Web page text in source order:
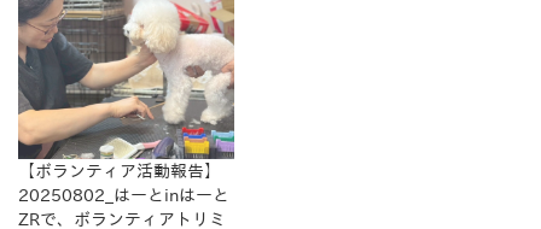
【ボランティア活動報告】
20250802_はーとinはーと
ZRで、ボランティアトリミ